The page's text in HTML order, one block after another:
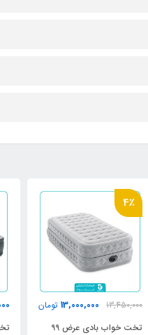
14,400,000 تومان
تخت خواب بادی دو نفره